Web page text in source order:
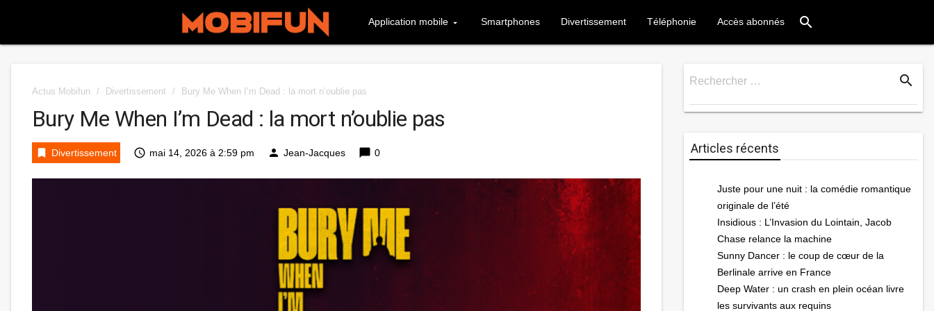
Application mobile Smartphones Divertissement Téléphonie Accès abonnés search
Actus Mobifun / Divertissement / Bury Me When I’m Dead : la mort n’oublie pas
Bury Me When I’m Dead : la mort n’oublie pas
bookmark Divertissement access_time mai 14, 2026 à 2:59 pm person Jean-Jacques chat_bubble 0
Rechercher … search
Articles récents
Juste pour une nuit : la comédie romantique
originale de l’été
Insidious : L’Invasion du Lointain, Jacob
Chase relance la machine
Sunny Dancer : le coup de cœur de la
Berlinale arrive en France
Deep Water : un crash en plein océan livre
les survivants aux requins